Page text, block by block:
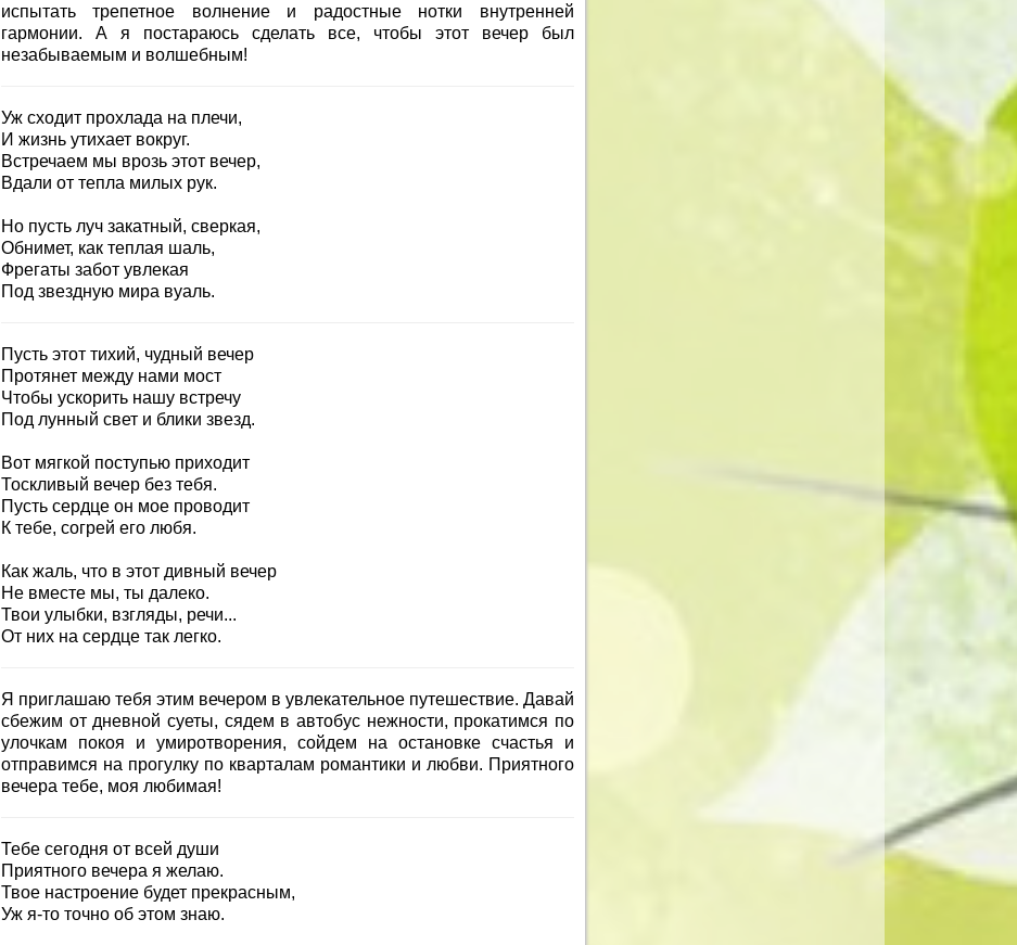
испытать трепетное волнение и радостные нотки внутренней
гармонии. А я постараюсь сделать все, чтобы этот вечер был
незабываемым и волшебным!
Уж сходит прохлада на плечи,
И жизнь утихает вокруг.
Встречаем мы врозь этот вечер,
Вдали от тепла милых рук.
Но пусть луч закатный, сверкая,
Обнимет, как теплая шаль,
Фрегаты забот увлекая
Под звездную мира вуаль.
Пусть этот тихий, чудный вечер
Протянет между нами мост
Чтобы ускорить нашу встречу
Под лунный свет и блики звезд.
Вот мягкой поступью приходит
Тоскливый вечер без тебя.
Пусть сердце он мое проводит
К тебе, согрей его любя.
Как жаль, что в этот дивный вечер
Не вместе мы, ты далеко.
Твои улыбки, взгляды, речи...
От них на сердце так легко.
Я приглашаю тебя этим вечером в увлекательное путешествие. Давай
сбежим от дневной суеты, сядем в автобус нежности, прокатимся по
улочкам покоя и умиротворения, сойдем на остановке счастья и
отправимся на прогулку по кварталам романтики и любви. Приятного
вечера тебе, моя любимая!
Тебе сегодня от всей души
Приятного вечера я желаю.
Твое настроение будет прекрасным,
Уж я-то точно об этом знаю.